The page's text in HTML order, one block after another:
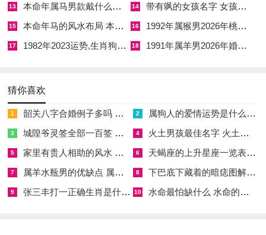
散，司命值日则百事顺遂，动土起基可谓上上大吉。此日冲猴煞
北，宅基坐北朝南者慎之，寅时青龙当值，辰时司命高照，皆利
挥锹破土。
并临，官日，要安、四相，五合诸吉神拱卫，丁卯日纳音炉中
火，丁火生土，卯木克土，然双德合入命则木不伤土反成架构之
材，此日动土主日后家宅有贵人提携，官运亨通，然月害，天
吏、血忌，勾陈四凶神暗伏，若动土之时逢卯时日出东方，木土
纵观本月动土诸日。有冲虎，冲马、冲猴，冲鸡、冲狗等不一而
13 本命年属马男款戴什么财神 本命年属马男士戴什么好一点 14 带有飒的女孩名字 女孩取名字带飒字有什么名字好听
15 本命年马的风水布局 本命年马的佛像怎么摆放 16 1992年属猴男2026年桃花运 1992年属猴男2026年感情运如何
17 1982年2023运势,生肖狗1982年2023运势 18 1991年属羊男2026年婚姻运势 1991年属羊男2026年感情运如何
猜你喜欢
1 韶关八字合婚例子多吗 韶关八字测风水 2 属狗人的爱情运势是什么意思 属狗的人爱情观
3 城隍爷灵签全部一百签 城隍爷灵签解签大全 4 火土男孩最佳名字 火土属性的字男孩名字有哪些
5 家里有贵人相助的风水 家里有贵人是什么意思 6 天蝎座的上升星座一览表 天蝎座的上升星座查询
7 属羊水瓶男的优缺点 属羊水瓶座男生性格爱情观 8 下巴底下藏着的暗痣图解 下巴尖底下有痣代表什么
9 张三丰打一正确生肖是什么意思 张三丰是指什么生肖 10 水命最怕缺什么 水命的人忌什么